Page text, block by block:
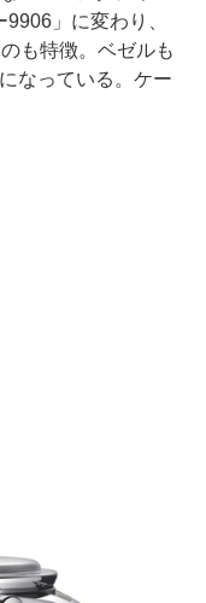
」に変わり、
も特徴。ベゼルも
なっている。ケー